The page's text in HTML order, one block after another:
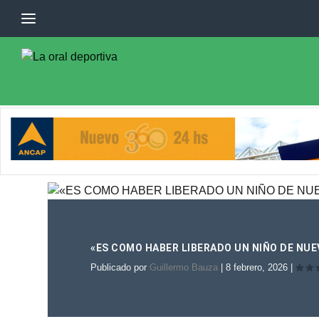
«ES COMO HABER LIBERADO UN NIÑO DE
Publicado por Guillermo Bauza |8 febrero, 2026